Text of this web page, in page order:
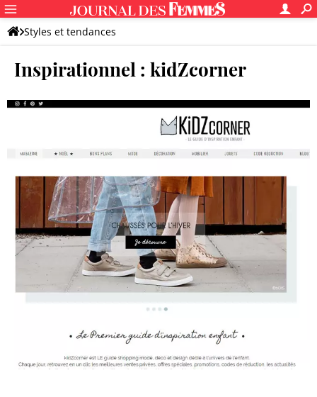
Styles et tendances
Inspirationnel : kidZcorner